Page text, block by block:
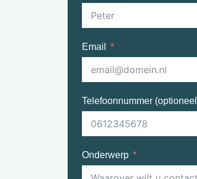
Email
Telefoonnummer
Onderwerp